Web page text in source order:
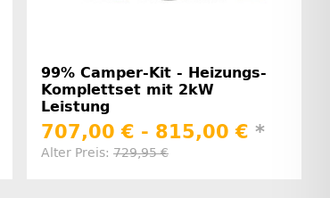
99% Camper-Kit - Heizungs-
Komplettset mit 2kW
Leistung
707,00 € - 815,00 € *
Alter Preis: 729,95 €